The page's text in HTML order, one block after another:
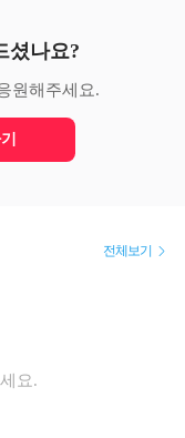
셨나요?
원해주세요.
전체보기
요.